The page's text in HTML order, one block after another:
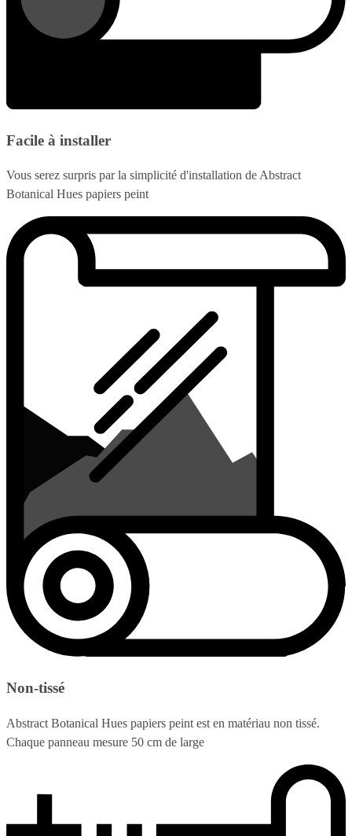
Facile à installer
Vous serez surpris par la simplicité d'installation de Abstract
Botanical Hues papiers peint
Non-tissé
Abstract Botanical Hues papiers peint est en matériau non tissé.
Chaque panneau mesure 50 cm de large